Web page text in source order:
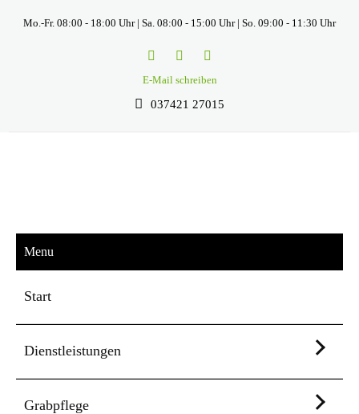
Mo.-Fr. 08:00 - 18:00 Uhr | Sa. 08:00 - 15:00 Uhr | So. 09:00 - 11:30 Uhr
E-Mail schreiben
037421 27015
Menu
Start
Dienstleistungen
Grabpflege